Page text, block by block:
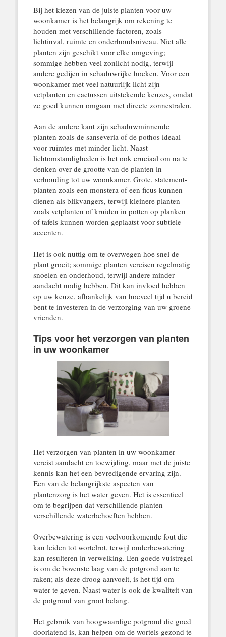
Bij het kiezen van de juiste planten voor uw
woonkamer is het belangrijk om rekening te
houden met verschillende factoren, zoals
lichtinval, ruimte en onderhoudsniveau. Niet alle
planten zijn geschikt voor elke omgeving;
sommige hebben veel zonlicht nodig, terwijl
andere gedijen in schaduwrijke hoeken. Voor een
woonkamer met veel natuurlijk licht zijn
vetplanten en cactussen uitstekende keuzes, omdat
ze goed kunnen omgaan met directe zonnestralen.
Aan de andere kant zijn schaduwminnende
planten zoals de sanseveria of de pothos ideaal
voor ruimtes met minder licht. Naast
lichtomstandigheden is het ook cruciaal om na te
denken over de grootte van de planten in
verhouding tot uw woonkamer. Grote, statement-
planten zoals een monstera of een ficus kunnen
dienen als blikvangers, terwijl kleinere planten
zoals vetplanten of kruiden in potten op planken
of tafels kunnen worden geplaatst voor subtiele
accenten.
Het is ook nuttig om te overwegen hoe snel de
plant groeit; sommige planten vereisen regelmatig
snoeien en onderhoud, terwijl andere minder
aandacht nodig hebben. Dit kan invloed hebben
op uw keuze, afhankelijk van hoeveel tijd u bereid
bent te investeren in de verzorging van uw groene
vrienden.
Tips voor het verzorgen van planten
in uw woonkamer
Het verzorgen van planten in uw woonkamer
vereist aandacht en toewijding, maar met de juiste
kennis kan het een bevredigende ervaring zijn.
Een van de belangrijkste aspecten van
plantenzorg is het water geven. Het is essentieel
om te begrijpen dat verschillende planten
verschillende waterbehoeften hebben.
Overbewatering is een veelvoorkomende fout die
kan leiden tot wortelrot, terwijl onderbewatering
kan resulteren in verwelking. Een goede vuistregel
is om de bovenste laag van de potgrond aan te
raken; als deze droog aanvoelt, is het tijd om
water te geven. Naast water is ook de kwaliteit van
de potgrond van groot belang.
Het gebruik van hoogwaardige potgrond die goed
doorlatend is, kan helpen om de wortels gezond te